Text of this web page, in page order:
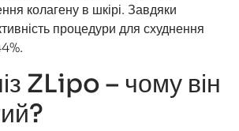
колагену в шкірі. Завдяки
процедури для схуднення
ZLipo – чому він